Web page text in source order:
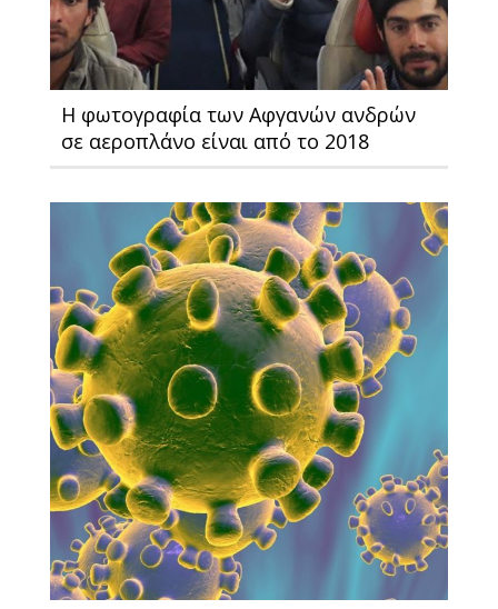
Η φωτογραφία των Αφγανών ανδρών
σε αεροπλάνο είναι από το 2018